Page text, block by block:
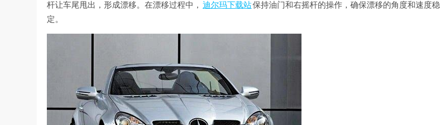
杆让车尾甩出，形成漂移。在漂移过程中， 迪尔玛下载站保持油门和右摇杆的操作，确保漂移的角度和速度稳
定。